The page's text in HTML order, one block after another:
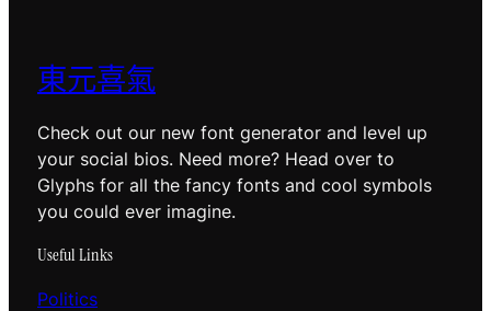
東元喜氣
Check out our new font generator and level up
your social bios. Need more? Head over to
Glyphs for all the fancy fonts and cool symbols
you could ever imagine.
Useful Links
Politics